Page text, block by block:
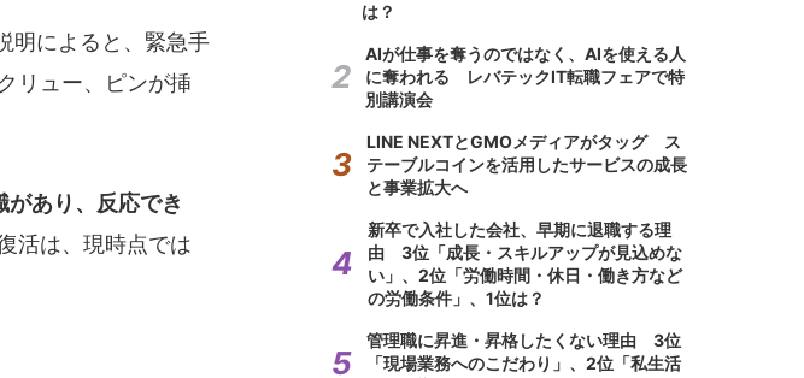
明によると、緊急手
リュー、ピンが挿
あり、反応でき
活は、現時点では
は？
AIが仕事を奪うのではなく、AIを使える人
に奪われる レバテックIT転職フェアで特
別講演会
LINE NEXTとGMOメディアがタッグ ス
テーブルコインを活用したサービスの成長
と事業拡大へ
新卒で入社した会社、早期に退職する理
由 3位「成長・スキルアップが見込めな
い」、2位「労働時間・休日・働き方など
の労働条件」、1位は？
管理職に昇進・昇格したくない理由 3位
「現場業務へのこだわり」、2位「私生活